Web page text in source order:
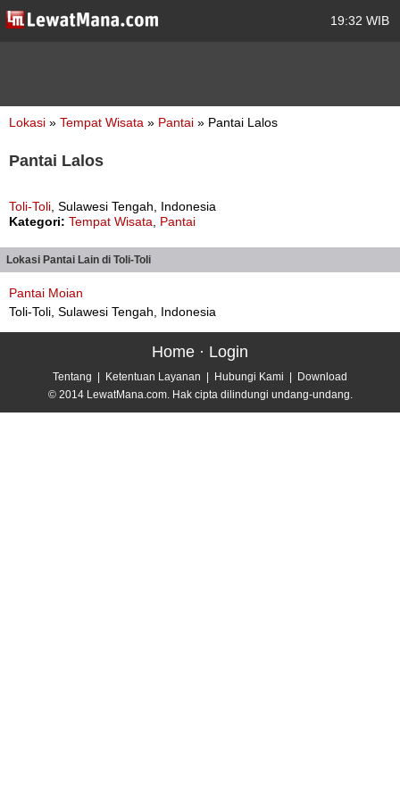
19:32 WIB
Lokasi » Tempat Wisata » Pantai » Pantai Lalos
Pantai Lalos
Toli-Toli , Sulawesi Tengah, Indonesia
Kategori: Tempat Wisata Pantai
Lokasi Pantai Lain di Toli-Toli
Pantai Moian
Toli-Toli, Sulawesi Tengah, Indonesia
Home · Login
Tentang Ketentuan Layanan Hubungi Kami
Download
© 2014 LewatMana.com. Hak cipta dilindungi undang-undang.